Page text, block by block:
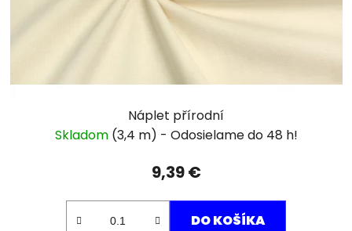
Náplet přírodní
Skladom (3,4 m)
9,39 €
DO KOŠÍKA